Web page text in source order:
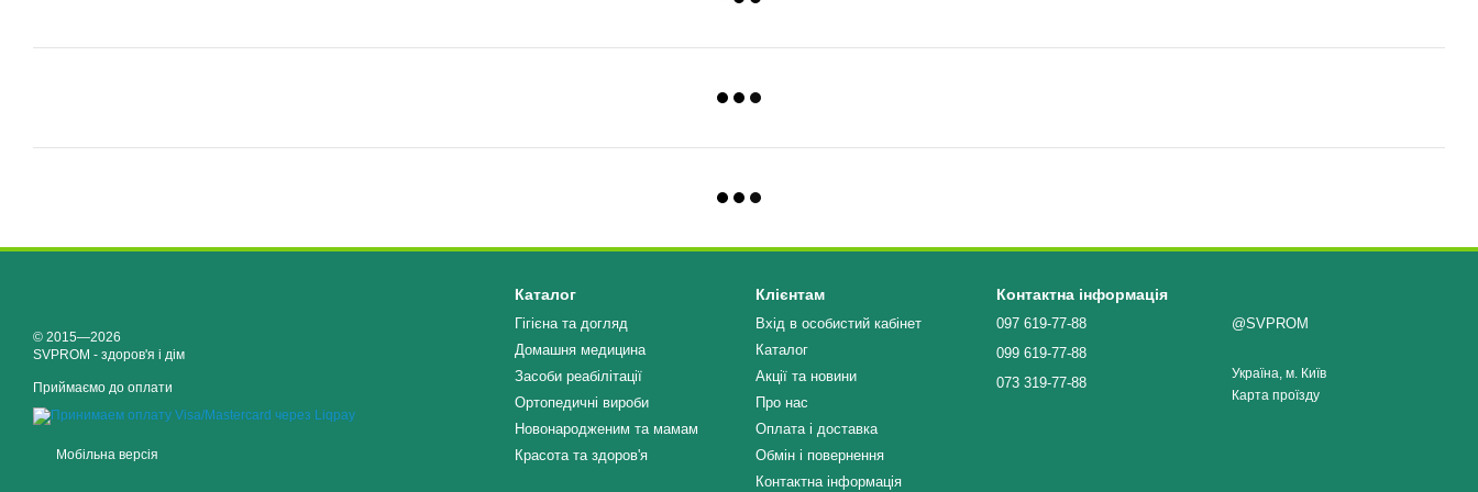
© 2015—2026
SVPROM - здоров'я і дім
Приймаємо до оплати
Мобільна версія
Каталог
Гігієна та догляд
Домашня медицина
Засоби реабілітації
Ортопедичні вироби
Новонародженим та мамам
Красота та здоров'я
Клієнтам
Вхід в особистий кабінет
Каталог
Акції та новини
Про нас
Оплата і доставка
Обмін і повернення
Контактна інформація
Контактна інформація
097 619-77-88
099 619-77-88
073 319-77-88
@SVPROM
Україна, м. Київ
Карта проїзду